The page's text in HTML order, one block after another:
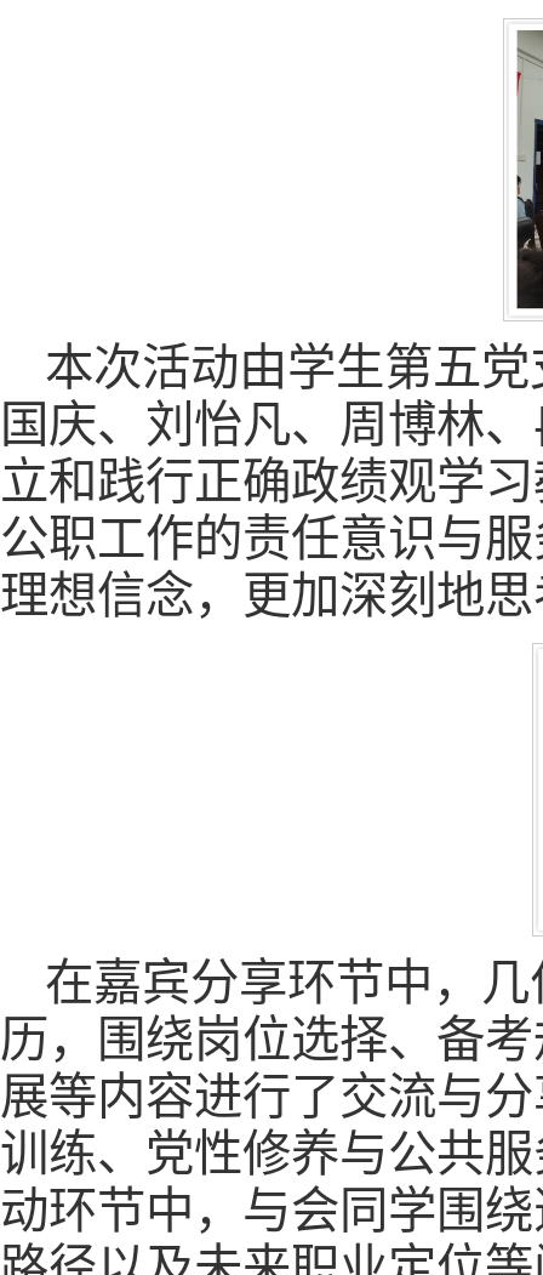
本次活动由学生第五
国庆、刘怡凡、周博林
立和践行正确政绩观学
公职工作的责任意识与
理想信念，更加深刻地
在嘉宾分享环节中，
历，围绕岗位选择、备
展等内容进行了交流与
训练、党性修养与公共
动环节中，与会同学围